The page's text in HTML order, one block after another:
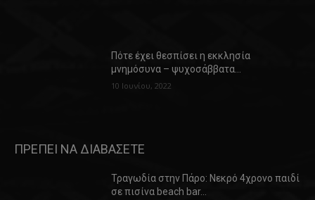
Πότε έχει θεσπίσει η εκκλησία
μνημόσυνα – ψυχοσάββατα…
10 Ιουνίου, 2022
ΠΡΕΠΕΙ ΝΑ ΔΙΑΒΑΣΕΤΕ
Τραγωδία στην Πάρο: Νεκρό 4χρονο παιδί
σε πισίνα beach bar…